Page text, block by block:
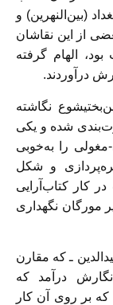
(بين‌النهرين) و
از اين نقاشان
الهام گرفته
نگاشته
در آن صورت‌بندی شده و يكی
را به‌خوبی
و شكل
كار كتاب‌آرايی
مورگان نگهداری
ـ كه مقارن
نگارش درآمد كه
كه بر روی آن كار